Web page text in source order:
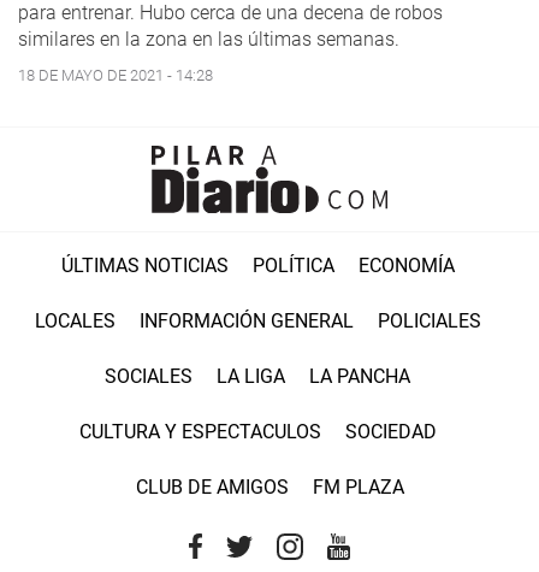
para entrenar. Hubo cerca de una decena de robos
similares en la zona en las últimas semanas.
18 DE MAYO DE 2021 - 14:28
ÚLTIMAS NOTICIAS POLÍTICA ECONOMÍA
LOCALES INFORMACIÓN GENERAL POLICIALES
SOCIALES LA LIGA LA PANCHA
CULTURA Y ESPECTACULOS SOCIEDAD
CLUB DE AMIGOS FM PLAZA